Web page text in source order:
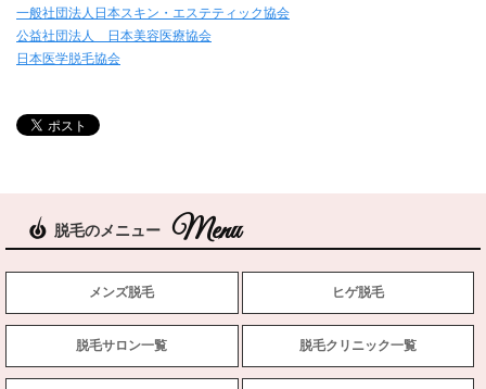
一般社団法人日本スキン・エステティック協会
公益社団法人 日本美容医療協会
日本医学脱毛協会
脱毛のメニュー
メンズ脱毛 ヒゲ脱毛
脱毛サロン一覧 脱毛クリニック一覧